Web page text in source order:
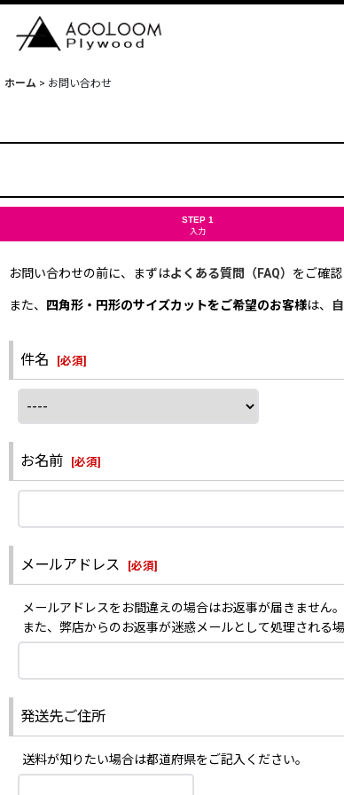
ホーム > お問い合わせ
STEP 1
入力
お問い合わせの前に、まずはよくある質問（FAQ） をご確
また、 四角形・円形のサイズカットをご希望のお客様は、
件名 [必須]
お名前 [必須]
メールアドレス [必須]
メールアドレスをお間違えの場合はお返事が届きません
また、弊店からのお返事が迷惑メールとして処理される
発送先ご住所
送料が知りたい場合は都道府県をご記入ください。